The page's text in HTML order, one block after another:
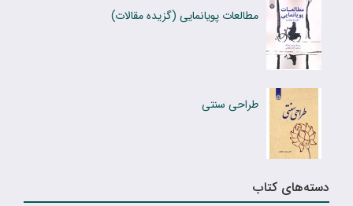
مطالعات پویانمایی (گزیده مقالات)
طراحی سنتی
دسته‌های کتاب